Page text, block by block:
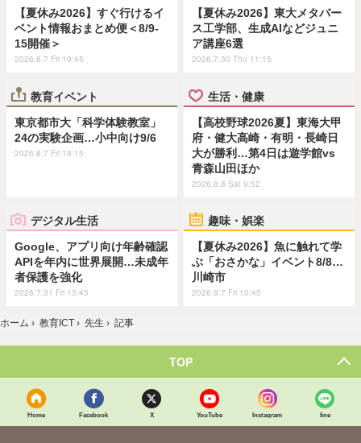
【夏休み2026】すぐ行けるイ
ベント情報おまとめ便＜8/9-
15開催＞
2026.8.7 Fri 19:45
【夏休み2026】東大メタバー
ス工学部、生成AIなどジュニ
ア講座6選
2026.7.30 Thu 11:15
教育イベント
東京都市大「科学体験教室」
24の実験企画…小中向け9/6
2026.8.7 Fri 18:15
生活・健康
【高校野球2026夏】東海大甲
府・健大高崎・有明・長崎日
大が勝利…第4日は遊学館vs
青森山田ほか
2026.8.8 Sat 9:52
デジタル生活
Google、アプリ向け年齢確認
APIを年内に世界展開…未成年
者保護を強化
2026.7.31 Fri 13:45
趣味・娯楽
【夏休み2026】魚に触れて学
ぶ「おさかな」イベント8/8…
川崎市
2026.8.7 Fri 10:45
ホーム › 教育ICT › 先生 › 記事
TOP
Home Facebook X YouTube Instagram line